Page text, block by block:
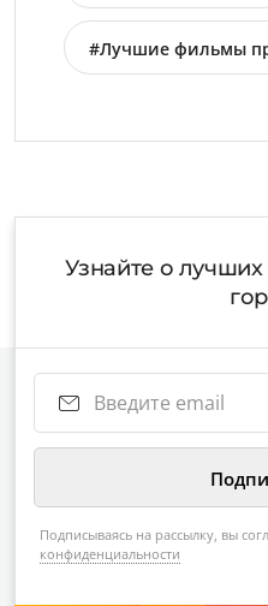
#Лучшие фильмы
Узнайте о
Подписываясь на рассылку, вы
конфиденциальности